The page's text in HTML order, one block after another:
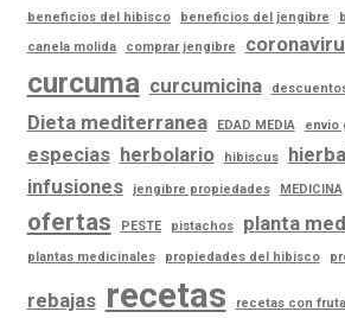
beneficios del hibisco
beneficios del jengibre
canela molida
comprar jengibre
curcuma curcumicina
Dieta mediterranea EDAD MEDIA envio
especias herbolario hibiscus
infusiones jengibre propiedades MEDICINA
ofertas PESTE pistachos planta
plantas medicinales propiedades del hibisco
rebajas recetas recetas con